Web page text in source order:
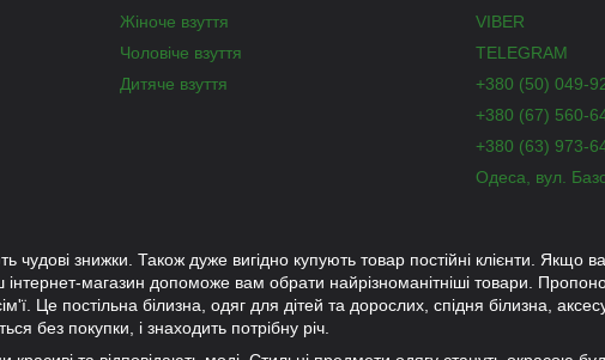
Жіноче взуття
Чоловіче взуття
Дитяче взуття
VIBER
TELEGRAM
+380 (50) 049-
+380 (67) 560-
+380 (63) 973-
Одеса, вул.
знижки. Також дуже вигідно купують товар постійні клієнти. Якщо
магазин допоможе вам обрати найрізноманітніші товари.
Це постільна білизна, одяг для дітей та дорослих, спідня білизна,
без покупки, і знаходить потрібну річ.